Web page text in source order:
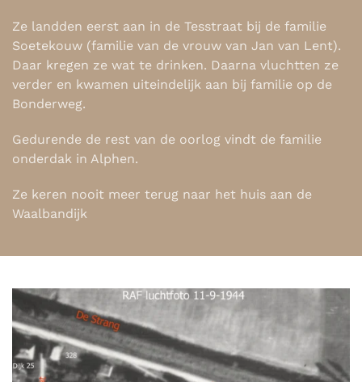
Ze landden eerst aan in de Tesstraat bij de familie
Soetekouw (familie van de vrouw van Jan van Lent).
Daar kregen ze wat te drinken. Daarna vluchtten ze
verder en kwamen uiteindelijk aan bij familie op de
Bonderweg.
Gedurende de rest van de oorlog vindt de familie
onderdak in Alphen.
Ze keren nooit meer terug naar het huis aan de
Waalbandijk